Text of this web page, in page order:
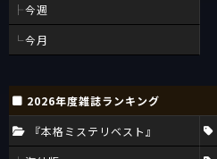
今週
今月
2026年度雑誌ランキング
『本格ミステリベスト』